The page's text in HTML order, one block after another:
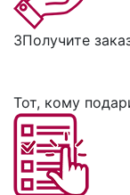
3Получите
Тот, кому